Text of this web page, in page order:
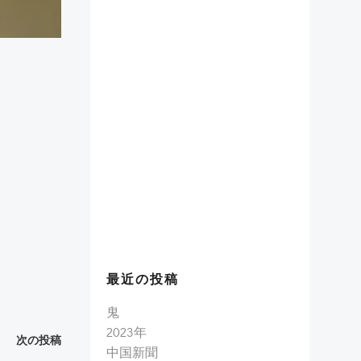
次の投稿
最近の投稿
鬼
2023年
中国新聞